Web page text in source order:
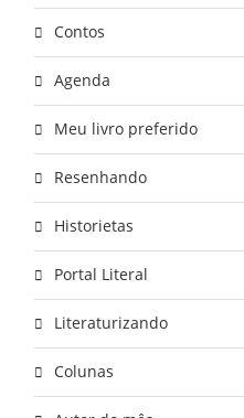
Contos
Agenda
Meu livro preferido
Resenhando
Historietas
Portal Literal
Literaturizando
Colunas